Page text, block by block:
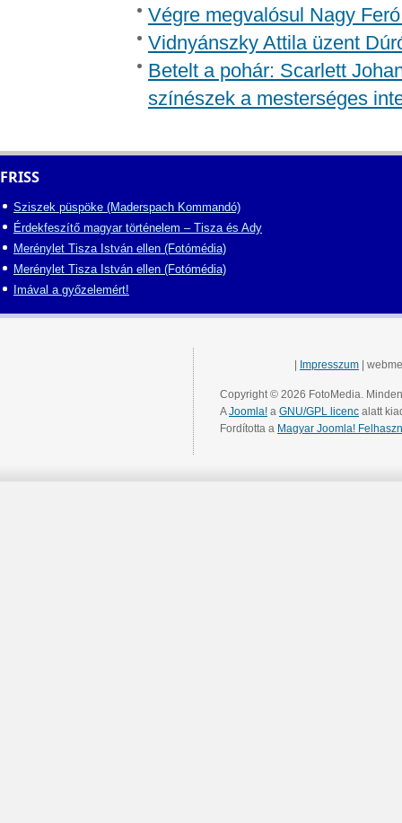
Végre megvalósul Nagy
Vidnyánszky Attila üzent
Betelt a pohár: Scarlett
színészek a mesterséges
FRISS
Sziszek püspöke (Maderspach Kommandó)
Érdekfeszítő magyar történelem – Tisza és Ady
Merénylet Tisza István ellen (Fotómédia)
Merénylet Tisza István ellen (Fotómédia)
Imával a győzelemért!
Impresszum |
Copyright © 2026 FotoMedia.
AJoomla! a GNU/GPL licenc alatt
Fordította a Magyar Joomla!